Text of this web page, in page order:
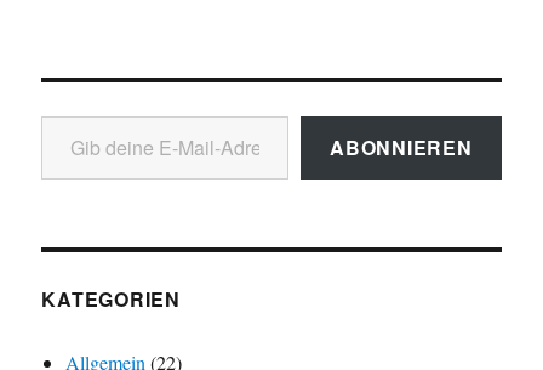
Gib deine E-Mail-Adresse ein ...
ABONNIEREN
KATEGORIEN
Allgemein(22)